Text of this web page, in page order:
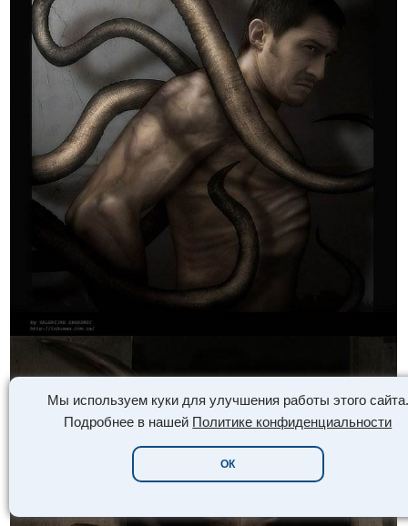
Мы используем куки для улучшения работы этого сайта.
Подробнее в нашей Политике конфиденциальности
ОК